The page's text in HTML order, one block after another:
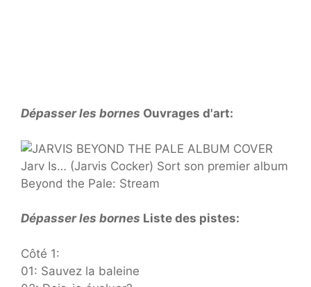
Dépasser les bornes Ouvrages d'art:
Dépasser les bornes Liste des pistes:
Côté 1:
01: Sauvez la baleine